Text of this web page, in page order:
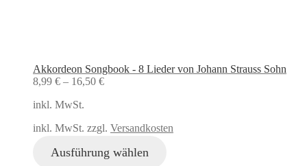
Akkordeon Songbook - 8 Lieder von Johann Strauss Sohn
8,99 € – 16,50 €
inkl. MwSt.
inkl. MwSt. zzgl. Versandkosten
Ausführung wählen